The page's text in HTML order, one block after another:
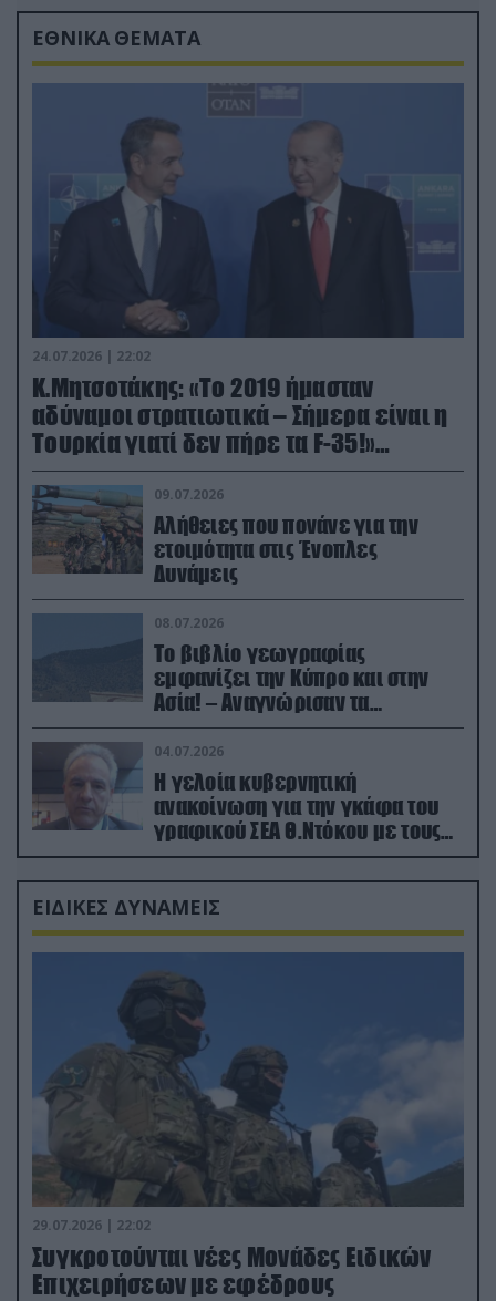
ΕΘΝΙΚΑ ΘΕΜΑΤΑ
24.07.2026 | 22:02
Κ.Μητσοτάκης: «Το 2019 ήμασταν
αδύναμοι στρατιωτικά – Σήμερα είναι η
Τουρκία γιατί δεν πήρε τα F-35!»
(βίντεο)
09.07.2026
Αλήθειες που πονάνε για την
ετοιμότητα στις Ένοπλες
Δυνάμεις
08.07.2026
Το βιβλίο γεωγραφίας
εμφανίζει την Κύπρο και στην
Ασία! – Αναγνώρισαν τα
κατεχόμενα; (φωτο)
04.07.2026
Η γελοία κυβερνητική
ανακοίνωση για την γκάφα του
γραφικού ΣΕΑ Θ.Ντόκου με τους
Ρώσους φαρσέρ
ΕΙΔΙΚΕΣ ΔΥΝΑΜΕΙΣ
29.07.2026 | 22:02
Συγκροτούνται νέες Μονάδες Ειδικών
Επιχειρήσεων με εφέδρους